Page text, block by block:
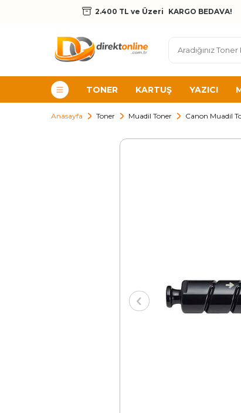
2.400 TL ve Üzeri KARGO BEDAVA!
TONER KARTUŞ YAZICI
Anasayfa Toner Muadil Toner Canon Muadil